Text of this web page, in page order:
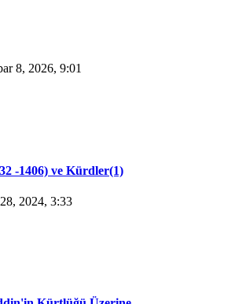
8, 2026, 9:01
-1406) ve Kürdler(1)
2024, 3:33